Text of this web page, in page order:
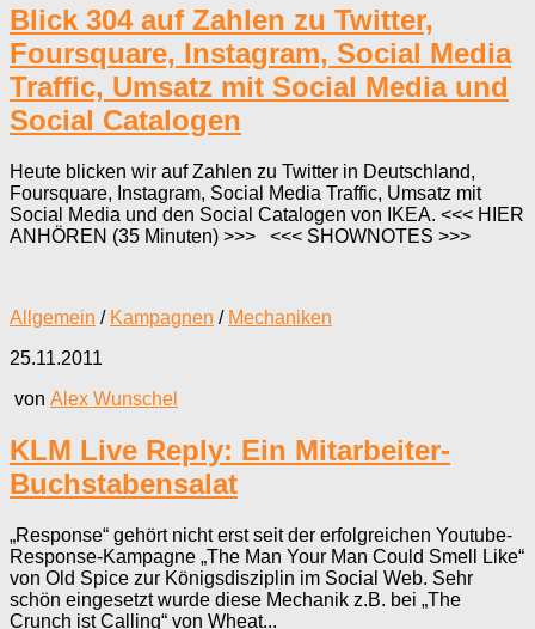
Blick 304 auf Zahlen zu Twitter,
Foursquare, Instagram, Social Media
Traffic, Umsatz mit Social Media und
Social Catalogen
Heute blicken wir auf Zahlen zu Twitter in Deutschland,
Foursquare, Instagram, Social Media Traffic, Umsatz mit
Social Media und den Social Catalogen von IKEA. <<< HIER
ANHÖREN (35 Minuten) >>> <<< SHOWNOTES >>>
Allgemein / Kampagnen / Mechaniken
25.11.2011
von Alex Wunschel
KLM Live Reply: Ein Mitarbeiter-
Buchstabensalat
„Response“ gehört nicht erst seit der erfolgreichen Youtube-
Response-Kampagne „The Man Your Man Could Smell Like“
von Old Spice zur Königsdisziplin im Social Web. Sehr
schön eingesetzt wurde diese Mechanik z.B. bei „The
Crunch ist Calling“ von Wheat...